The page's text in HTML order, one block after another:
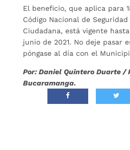
El beneficio, que aplica para
Código Nacional de
Ciudadana, está vigente
junio de 2021. No deje pasar
póngase al día con el
Por: Daniel Quintero Duarte /
Bucaramanga.